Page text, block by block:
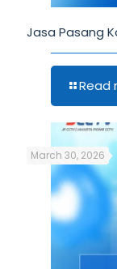
Jasa Pasang
Read
March 30, 2026